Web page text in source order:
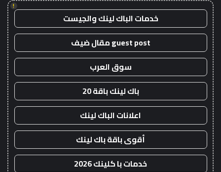
!
خدمات الباك لينك والجيست
guest post مقال ضيف
سوق العرب
باك لينك باقة 20
اعلانات الباك لينك
أقوى باقة باك لينك
خدمات با كلينك 2026